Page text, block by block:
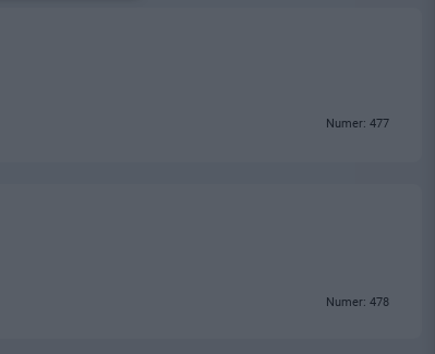
Numer: 477
Numer: 478